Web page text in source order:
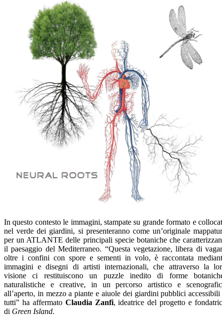
In questo contesto le immagini, stampate su grande formato e
nel verde dei giardini, si presenteranno come un’originale
per un ATLANTE delle principali specie botaniche che
il paesaggio del Mediterraneo. “Questa vegetazione, libera di
oltre i confini con spore e sementi in volo, è raccontata
immagini e disegni di artisti internazionali, che attraverso la
visione ci restituiscono un puzzle inedito di forme
naturalistiche e creative, in un percorso artistico e
all’aperto, in mezzo a piante e aiuole dei giardini pubblici accessibili
tutti” ha affermatoClaudia Zanfi, ideatrice del progetto e
di Green Island.